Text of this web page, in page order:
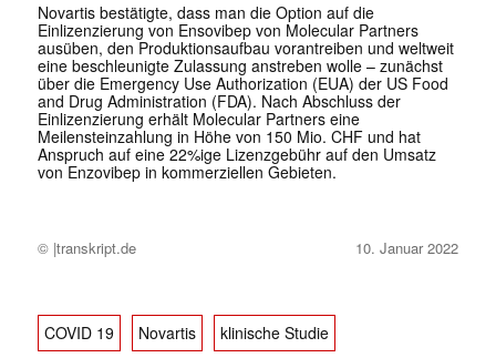
Novartis bestätigte, dass man die Option auf die
Einlizenzierung von Ensovibep von Molecular Partners
ausüben, den Produktionsaufbau vorantreiben und weltweit
eine beschleunigte Zulassung anstreben wolle – zunächst
über die Emergency Use Authorization (EUA) der US Food
and Drug Administration (FDA). Nach Abschluss der
Einlizenzierung erhält Molecular Partners eine
Meilensteinzahlung in Höhe von 150 Mio. CHF und hat
Anspruch auf eine 22%ige Lizenzgebühr auf den Umsatz
von Enzovibep in kommerziellen Gebieten.
© |transkript.de 10. Januar 2022
COVID 19 Novartis klinische Studie